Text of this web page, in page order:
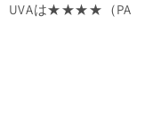
、UVAは★★★★（PA